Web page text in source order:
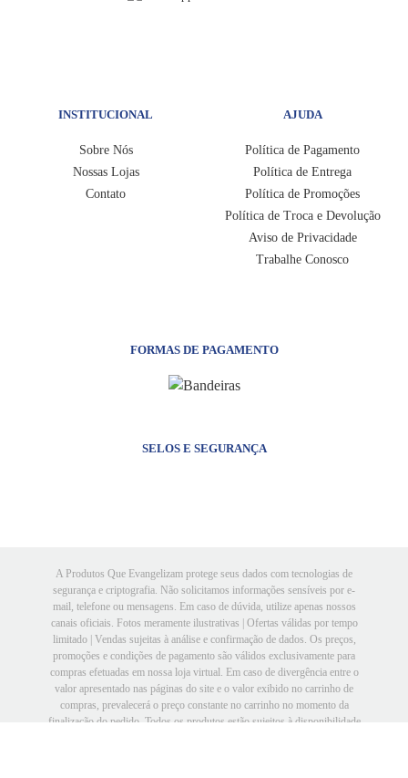
INSTITUCIONAL
Sobre Nós
Nossas Lojas
Contato
AJUDA
Política de Pagamento
Política de Entrega
Política de Promoções
Política de Troca e Devolução
Aviso de Privacidade
Trabalhe Conosco
FORMAS DE PAGAMENTO
SELOS E SEGURANÇA
A Produtos Que Evangelizam protege seus dados com tecnologias de
segurança e criptografia. Não solicitamos informações sensíveis por e-
mail, telefone ou mensagens. Em caso de dúvida, utilize apenas nossos
canais oficiais. Fotos meramente ilustrativas | Ofertas válidas por tempo
limitado | Vendas sujeitas à análise e confirmação de dados. Os preços,
promoções e condições de pagamento são válidos exclusivamente para
compras efetuadas em nossa loja virtual. Em caso de divergência entre o
valor apresentado nas páginas do site e o valor exibido no carrinho de
compras, prevalecerá o preço constante no carrinho no momento da
finalização do pedido. Todos os produtos estão sujeitos à disponibilidade